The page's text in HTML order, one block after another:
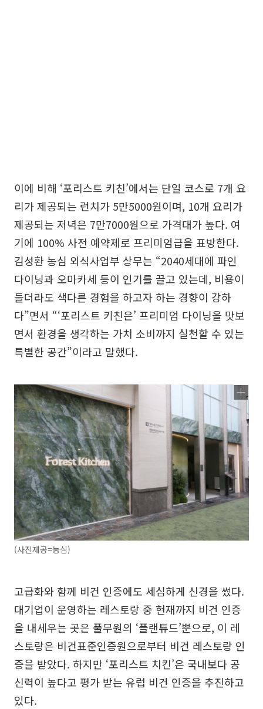
이에 비해 ‘포리스트 키친’에서는 단일 코스로 7개 요
리가 제공되는 런치가 5만5000원이며, 10개 요리가
제공되는 저녁은 7만7000원으로 가격대가 높다. 여
기에 100% 사전 예약제로 프리미엄급을 표방한다.
김성환 농심 외식사업부 상무는 “2040세대에 파인
다이닝과 오마카세 등이 인기를 끌고 있는데, 비용이
들더라도 색다른 경험을 하고자 하는 경향이 강하
다”면서 “‘포리스트 키친은’ 프리미엄 다이닝을 맛보
면서 환경을 생각하는 가치 소비까지 실천할 수 있는
특별한 공간”이라고 말했다.
(사진제공=농심)
고급화와 함께 비건 인증에도 세심하게 신경을 썼다.
대기업이 운영하는 레스토랑 중 현재까지 비건 인증
을 내세우는 곳은 풀무원의 ‘플랜튜드’뿐으로, 이 레
스토랑은 비건표준인증원으로부터 비건 레스토랑 인
증을 받았다. 하지만 ‘포리스트 치킨’은 국내보다 공
신력이 높다고 평가 받는 유럽 비건 인증을 추진하고
있다.